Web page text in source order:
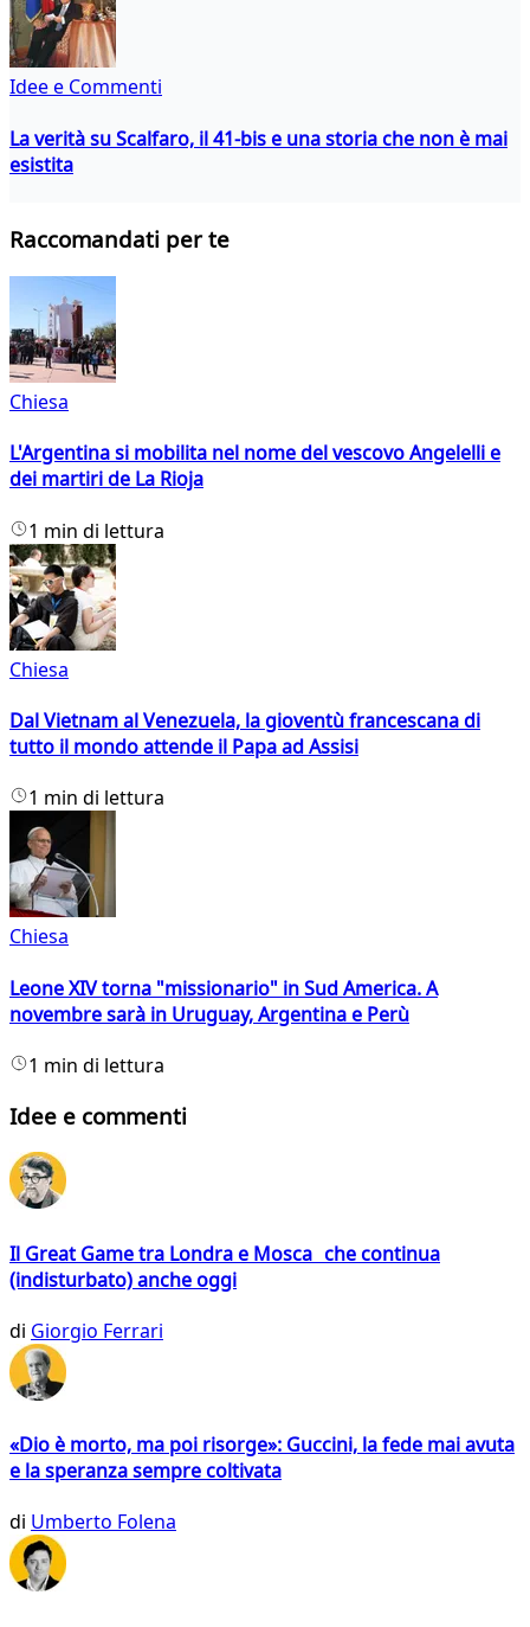
Idee e Commenti
La verità su Scalfaro, il 41-bis e una storia che non è mai
esistita
Raccomandati per te
Chiesa
L'Argentina si mobilita nel nome del vescovo Angelelli e
dei martiri de La Rioja
1 min di lettura
Chiesa
Dal Vietnam al Venezuela, la gioventù francescana di
tutto il mondo attende il Papa ad Assisi
1 min di lettura
Chiesa
Leone XIV torna "missionario" in Sud America. A
novembre sarà in Uruguay, Argentina e Perù
1 min di lettura
Idee e commenti
Il Great Game tra Londra e Mosca che continua
(indisturbato) anche oggi
di Giorgio Ferrari
«Dio è morto, ma poi risorge»: Guccini, la fede mai avuta
e la speranza sempre coltivata
di Umberto Folena